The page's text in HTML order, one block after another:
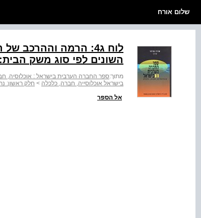
שלום אורח
לוח ג‭:4‬ הרמה
השונים לפי סוג משק הבית: 2001
מתוך:ספר החברה הערבית בישראל : אוכלוסיה,
בישראל אוכלוסייה, חברה, כלכלה > חלק ראשון:
אל הספר